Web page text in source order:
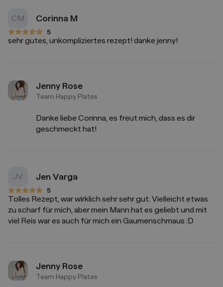
CM Corinna M
5
5 von 5 Sternen
sehr gutes, unkompliziertes rezept! danke jenny!
Jenny Rose
Team Happy Plates
Danke liebe Corinna, es freut mich, dass es dir
geschmeckt hat!
JV Jen Varga
5
5 von 5 Sternen
Tolles Rezept, war wirklich sehr sehr gut. Vielleicht etwas
zu scharf für mich, aber mein Mann hat es geliebt und mit
viel Reis war es auch für mich ein Gaumenschmaus :D
Jenny Rose
Team Happy Plates